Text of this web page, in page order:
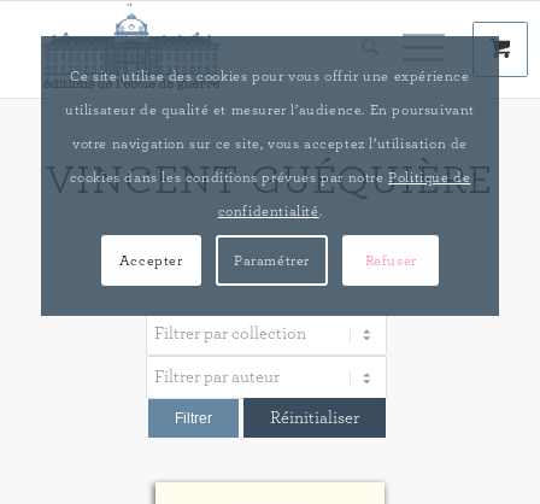
VINCENT GUÉQUIÈRE
Réinitialiser
Ce site utilise des cookies pour vous offrir une expérience
utilisateur de qualité et mesurer l’audience. En poursuivant
votre navigation sur ce site, vous acceptez l’utilisation de
cookies dans les conditions prévues par notrePolitique de
confidentialité
Accepter Paramétrer Refuser